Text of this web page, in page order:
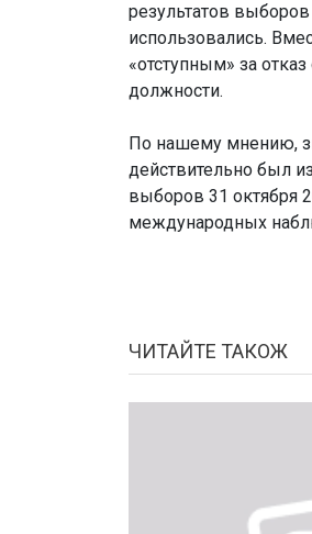
результатов
использовались.
«отступным» за
должности.
По нашему мнению,
действительно был
выборов 31 октября
международных
ЧИТАЙТЕ ТАКОЖ